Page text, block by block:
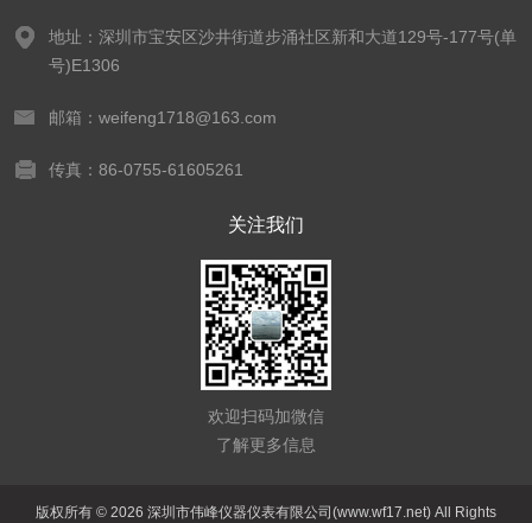
地址：深圳市宝安区沙井街道步涌社区新和大道129号-177号(单
号)E1306
邮箱：weifeng1718@163.com
传真：86-0755-61605261
关注我们
欢迎扫码加微信
了解更多信息
版权所有 © 2026 深圳市伟峰仪器仪表有限公司(www.wf17.net) All Rights